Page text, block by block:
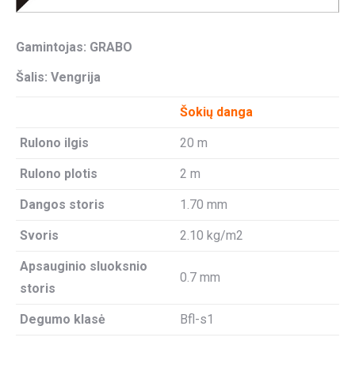
Gamintojas: GRABO
Šalis: Vengrija
Šokių danga
Rulono ilgis 20 m
Rulono plotis 2 m
Dangos storis 1.70 mm
Svoris 2.10 kg/m2
Apsauginio sluoksnio
storis
0.7 mm
Degumo klasė Bfl-s1